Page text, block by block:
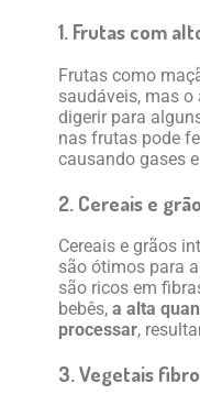
1. Frutas com
Frutas como
saudáveis, mas
digerir para
nas frutas pode
causando gases
2. Cereais e
Cereais e grãos
são ótimos para
são ricos em
bebês, a alta
processar,
3. Vegetais